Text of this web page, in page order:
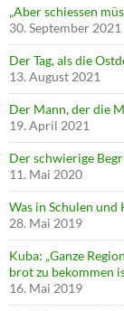
„Aber schiessen
30. September 2021
Der Tag, als die
13. August 2021
Der Mann, der die
19. April 2021
Der schwierige
11. Mai 2020
Was in Schulen
28. Mai 2019
Kuba: „Ganze
brot zu bekommen
16. Mai 2019